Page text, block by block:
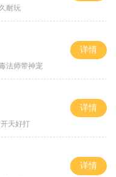
耐玩
法师带神宠
详情
天好打
详情
详情